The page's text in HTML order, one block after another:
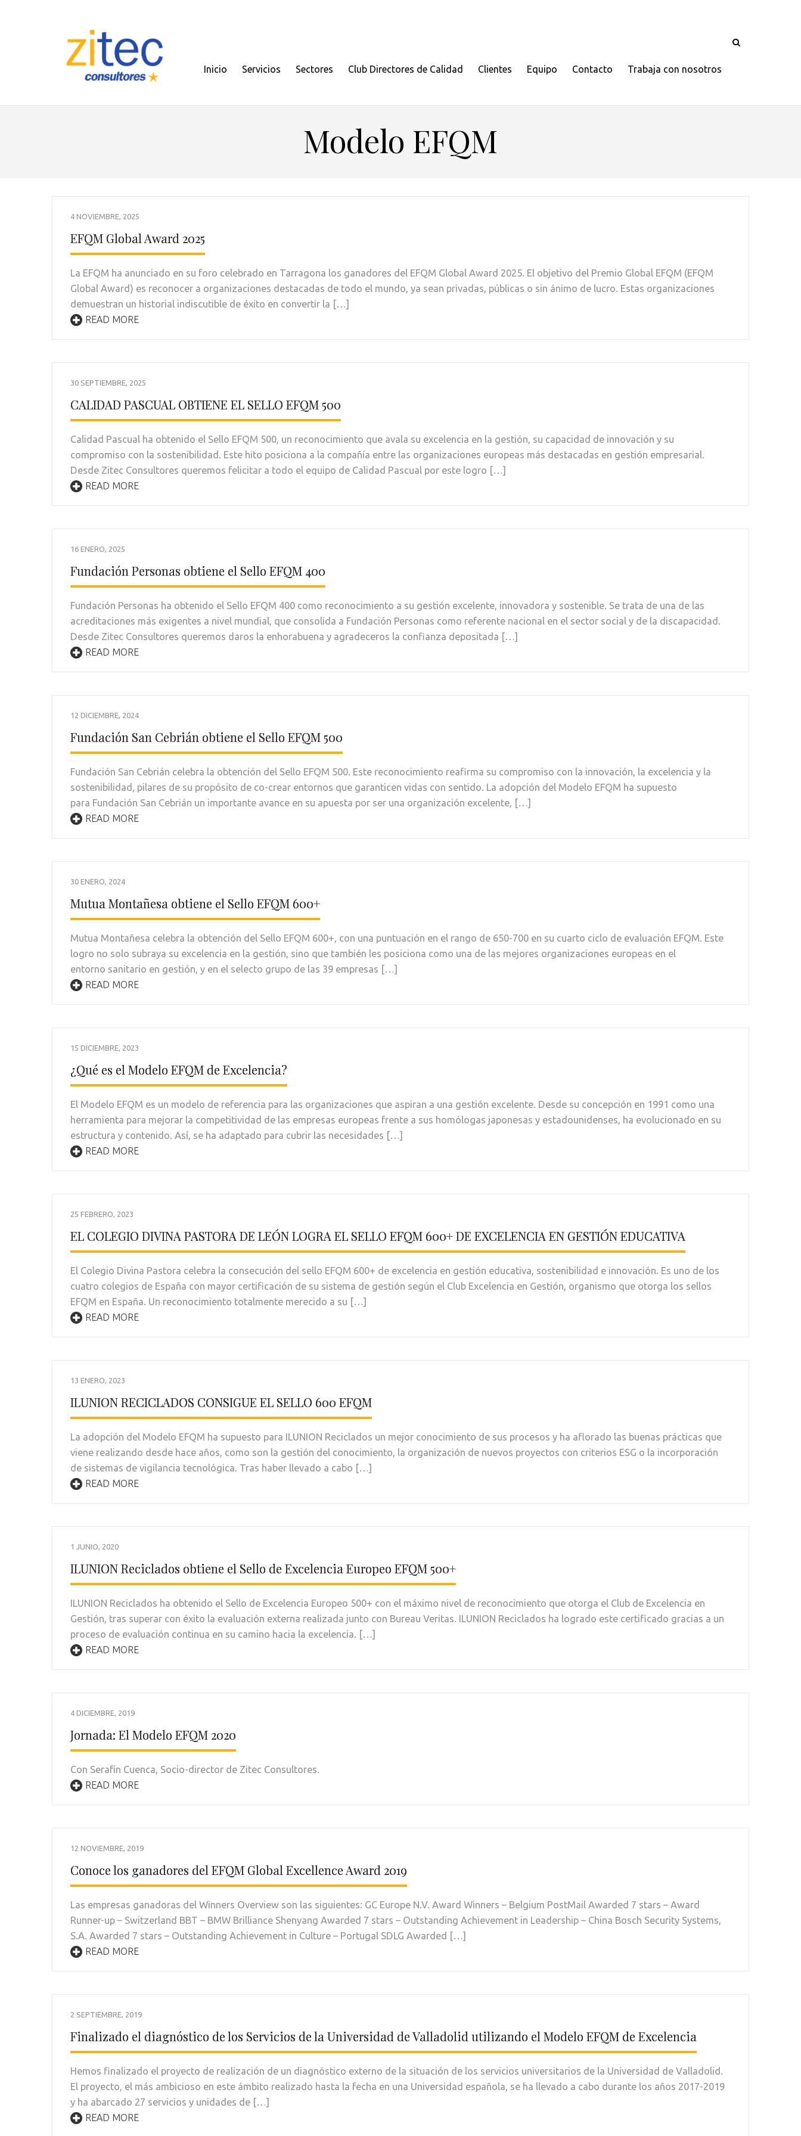
Inicio Servicios Sectores Club Directores de Calidad Clientes Equipo Contacto Trabaja con nosotros
Modelo EFQM
4 NOVIEMBRE, 2025
EFQM Global Award 2025
La EFQM ha anunciado en su foro celebrado en Tarragona los ganadores del EFQM Global Award 2025. El objetivo del Premio Global EFQM (EFQM
Global Award) es reconocer a organizaciones destacadas de todo el mundo, ya sean privadas, públicas o sin ánimo de lucro. Estas organizaciones
demuestran un historial indiscutible de éxito en convertir la […]
READ MORE
30 SEPTIEMBRE, 2025
CALIDAD PASCUAL OBTIENE EL SELLO EFQM 500
Calidad Pascual ha obtenido el Sello EFQM 500, un reconocimiento que avala su excelencia en la gestión, su capacidad de innovación y su
compromiso con la sostenibilidad. Este hito posiciona a la compañía entre las organizaciones europeas más destacadas en gestión empresarial.
Desde Zitec Consultores queremos felicitar a todo el equipo de Calidad Pascual por este logro […]
READ MORE
16 ENERO, 2025
Fundación Personas obtiene el Sello EFQM 400
Fundación Personas ha obtenido el Sello EFQM 400 como reconocimiento a su gestión excelente, innovadora y sostenible. Se trata de una de las
acreditaciones más exigentes a nivel mundial, que consolida a Fundación Personas como referente nacional en el sector social y de la discapacidad.
Desde Zitec Consultores queremos daros la enhorabuena y agradeceros la confianza depositada […]
READ MORE
12 DICIEMBRE, 2024
Fundación San Cebrián obtiene el Sello EFQM 500
Fundación San Cebrián celebra la obtención del Sello EFQM 500. Este reconocimiento reafirma su compromiso con la innovación, la excelencia y la
sostenibilidad, pilares de su propósito de co-crear entornos que garanticen vidas con sentido. La adopción del Modelo EFQM ha supuesto
para Fundación San Cebrián un importante avance en su apuesta por ser una organización excelente, […]
READ MORE
30 ENERO, 2024
Mutua Montañesa obtiene el Sello EFQM 600+
Mutua Montañesa celebra la obtención del Sello EFQM 600+, con una puntuación en el rango de 650-700 en su cuarto ciclo de evaluación EFQM. Este
logro no solo subraya su excelencia en la gestión, sino que también les posiciona como una de las mejores organizaciones europeas en el
entorno sanitario en gestión, y en el selecto grupo de las 39 empresas […]
READ MORE
15 DICIEMBRE, 2023
¿Qué es el Modelo EFQM de Excelencia?
El Modelo EFQM es un modelo de referencia para las organizaciones que aspiran a una gestión excelente. Desde su concepción en 1991 como una
herramienta para mejorar la competitividad de las empresas europeas frente a sus homólogas japonesas y estadounidenses, ha evolucionado en su
estructura y contenido. Así, se ha adaptado para cubrir las necesidades […]
READ MORE
25 FEBRERO, 2023
EL COLEGIO DIVINA PASTORA DE LEÓN LOGRA EL SELLO EFQM 600+ DE EXCELENCIA EN GESTIÓN EDUCATIVA
El Colegio Divina Pastora celebra la consecución del sello EFQM 600+ de excelencia en gestión educativa, sostenibilidad e innovación. Es uno de los
cuatro colegios de España con mayor certificación de su sistema de gestión según el Club Excelencia en Gestión, organismo que otorga los sellos
EFQM en España. Un reconocimiento totalmente merecido a su […]
READ MORE
13 ENERO, 2023
ILUNION RECICLADOS CONSIGUE EL SELLO 600 EFQM
La adopción del Modelo EFQM ha supuesto para ILUNION Reciclados un mejor conocimiento de sus procesos y ha aflorado las buenas prácticas que
viene realizando desde hace años, como son la gestión del conocimiento, la organización de nuevos proyectos con criterios ESG o la incorporación
de sistemas de vigilancia tecnológica. Tras haber llevado a cabo […]
READ MORE
1 JUNIO, 2020
ILUNION Reciclados obtiene el Sello de Excelencia Europeo EFQM 500+
ILUNION Reciclados ha obtenido el Sello de Excelencia Europeo 500+ con el máximo nivel de reconocimiento que otorga el Club de Excelencia en
Gestión, tras superar con éxito la evaluación externa realizada junto con Bureau Veritas. ILUNION Reciclados ha logrado este certificado gracias a un
proceso de evaluación continua en su camino hacia la excelencia. […]
READ MORE
4 DICIEMBRE, 2019
Jornada: El Modelo EFQM 2020
Con Serafín Cuenca, Socio-director de Zitec Consultores.
READ MORE
12 NOVIEMBRE, 2019
Conoce los ganadores del EFQM Global Excellence Award 2019
Las empresas ganadoras del Winners Overview son las siguientes: GC Europe N.V. Award Winners – Belgium PostMail Awarded 7 stars – Award
Runner-up – Switzerland BBT – BMW Brilliance Shenyang Awarded 7 stars – Outstanding Achievement in Leadership – China Bosch Security Systems,
S.A. Awarded 7 stars – Outstanding Achievement in Culture – Portugal SDLG Awarded […]
READ MORE
2 SEPTIEMBRE, 2019
Finalizado el diagnóstico de los Servicios de la Universidad de Valladolid utilizando el Modelo EFQM de Excelencia
Hemos finalizado el proyecto de realización de un diagnóstico externo de la situación de los servicios universitarios de la Universidad de Valladolid.
El proyecto, el más ambicioso en este ámbito realizado hasta la fecha en una Universidad española, se ha llevado a cabo durante los años 2017-2019
y ha abarcado 27 servicios y unidades de […]
READ MORE